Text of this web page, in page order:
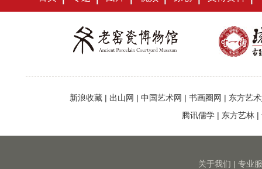
新浪收藏 | 出山网 | 中国艺术网 | 书画圈网 | 东方艺
腾讯儒学 | 东方艺林 |
关于我们 | 专业